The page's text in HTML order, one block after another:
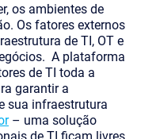
os ambientes de
Os fatores externos
de TI, OT e
A plataforma
de TI toda a
garantir a
sua infraestrutura
– uma solução
de TI ficam livres